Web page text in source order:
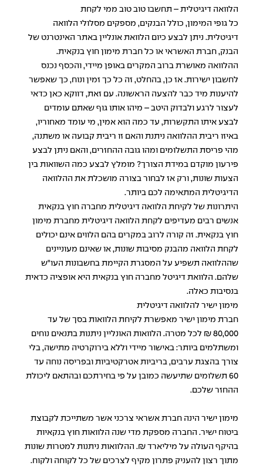
הלוואה דיגיטלית – תחשבו טוב טוב ממי לקחת
כל גופי המימון, כולל הבנקים, מספקים מסלולי הלוואה
דיגיטלית. ניתן לבצע כיום הלוואת אונליין באתר האינטרנט של
הבנק, חברת האשראי או כל חברת מימון חוץ בנקאית.
ההלוואה מאושרת ברוב המקרים באופן מיידי, והכסף נכנס
לחשבון ישירות. אז כן, בהחלט, זה כל כך זמין ונוח, כך שאפשר
להיענות מיד כבר להצעה הראשונה. עם זאת, דווקא כאן כדאי
לעצור לרגע ולבדוק היטב – מיהו אותו גוף שאתם עומדים
לבצע איתו התקשרות, עד כמה הוא אמין, מי עומד מאחוריו,
באיזו ריבית ההלוואה ניתנת והאם זו ריבית קבועה או משתנה,
מהי פריסת התשלומים ומהו גובה ההחזרים, והאם ניתן לבצע
פירעון מוקדם במידת הצורך? מומלץ לבצע כמה השוואות בין
הצעות שונות, ורק אז לבחור בצורה מושכלת את ההלוואה
הדיגיטלית המתאימה לכם ביותר.
היתרונות של לקיחת הלוואה דיגיטלית מחברה חוץ בנקאית
אנשים רבים מעדיפים לקחת הלוואה דיגיטלית מחברת מימון
חוץ בנקאית. זה קורה לרוב במקרים בהם הלווים אינם יכולים
לקחת הלוואה מהבנק מסיבות שונות, או שאינם מעוניינים
שההלוואה תשפיע על המסגרת הקיימת בחשבונות העו"ש
שלהם. הלוואת דיגיטל מחברה חוץ בנקאית היא אופציה כדאית
בנסיבות כאלה.
מימון ישיר להלוואה דיגיטלית
חברת מימון ישיר מאפשרת לקיחת הלוואות בסך של עד
80,000 ₪ לכל מטרה. הלוואות האונליין ניתנות בתנאים נוחים
ומשתלמים ביותר: באישור מיידי וללא בירוקרטיה מתישה, בלי
צורך בהצגת ערבים, בריביות אטרקטיביות ובפריסה נוחה עד
60 תשלומים שתיעשה כמובן על פי בחירתכם ובהתאם ליכולת
ההחזר שלכם.
מימון ישיר הינה חברת אשראי צרכני אשר משתייכת לקבוצת
ביטוח ישיר. החברה מספקת מדי שנה הלוואות חוץ בנקאיות
בהיקף העולה על מיליארד ₪. ההלוואות ניתנות למטרות שונות
מתוך רצון להעניק פתרון מקיף לצרכים של כל לקוחה ולקוח.